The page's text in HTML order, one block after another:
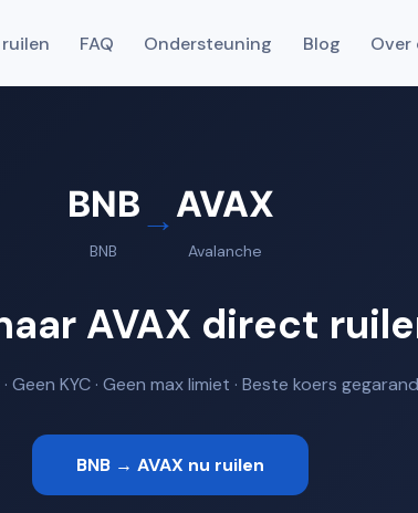
FAQ Ondersteuning Blog Over
BNB
BNB
→AVAX
Avalanche
AVAX direct
Geen KYC · Geen max limiet · Beste koers
BNB → AVAX nu ruilen